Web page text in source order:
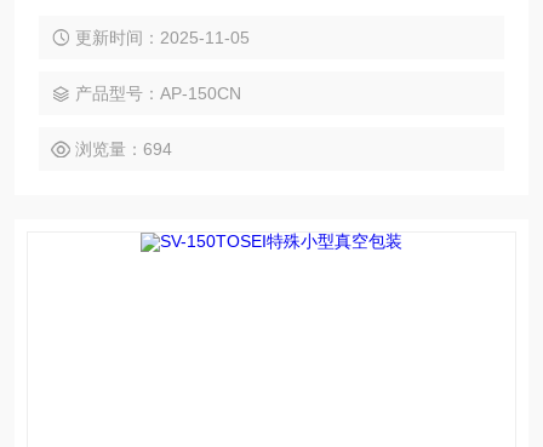
更新时间：2025-11-05
产品型号：AP-150CN
浏览量：694